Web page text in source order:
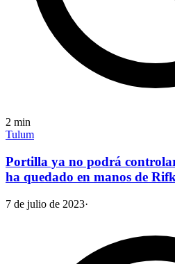
2 min
Tulum
Portilla ya no podrá
ha quedado en manos de
7 de julio de 2023·